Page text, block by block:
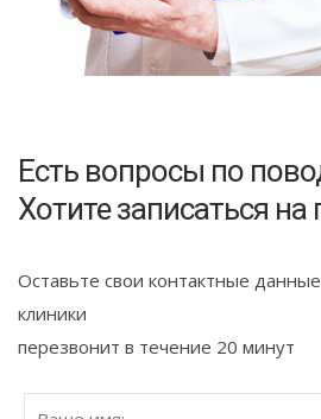
Есть вопросы по
Хотите записаться на
Оставьте свои контактные
клиники
перезвонит в течение 20 минут